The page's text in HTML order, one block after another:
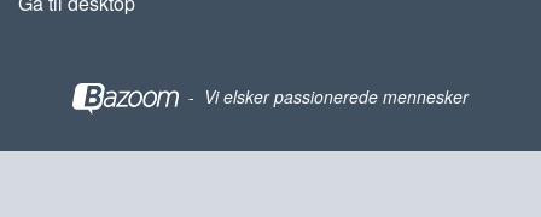
- Vi elsker passionerede mennesker